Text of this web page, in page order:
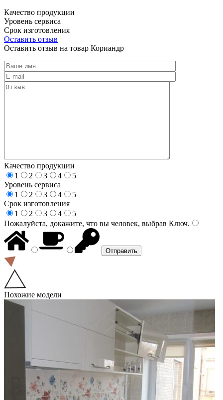
Качество продукции
Уровень сервиса
Срок изготовления
Оставить отзыв
Оставить отзыв на товар Кориандр
Качество продукции
1
2 3 4
5
Уровень сервиса
1
2 3 4
5
Срок изготовления
1
2 3 4
5
Пожалуйста, докажите, что вы человек, выбрав Ключ.
Похожие модели